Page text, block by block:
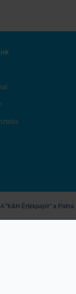
"K&H Értékpapír" a